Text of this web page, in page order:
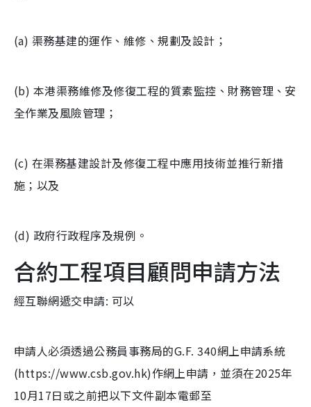
(a) 渠務基建的運作、維修、規劃及設計；
(b) 本港渠務維修及修復工程的質素監控、財務管理、安
全作業及風險管理；
(c) 在渠務基建設計及修復工程中應用技術並推行新措
施；以及
(d) 政府行政程序及規例。
合約工程項目顧問申請方法
經互聯網遞交申請: 可以
申請人必須透過公務員事務局的G.F. 340網上申請系統
(https://www.csb.gov.hk)作網上申請，並須在2025年
10月17日或之前把以下文件副本電郵至